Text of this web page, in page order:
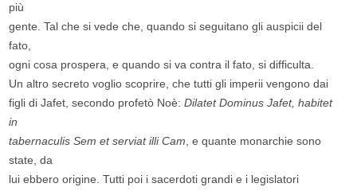
più
gente. Tal che si vede che, quando si seguitano gli auspicii del
fato,
ogni cosa prospera, e quando si va contra il fato, si difficulta.
Un altro secreto voglio scoprire, che tutti gli imperii vengono dai
figli di Jafet, secondo profetò Noè:Dilatet Dominus Jafet, habitet
in
tabernaculis Sem et serviat illi Cam, e quante monarchie sono
state, da
lui ebbero origine. Tutti poi i sacerdoti grandi e i legislatori